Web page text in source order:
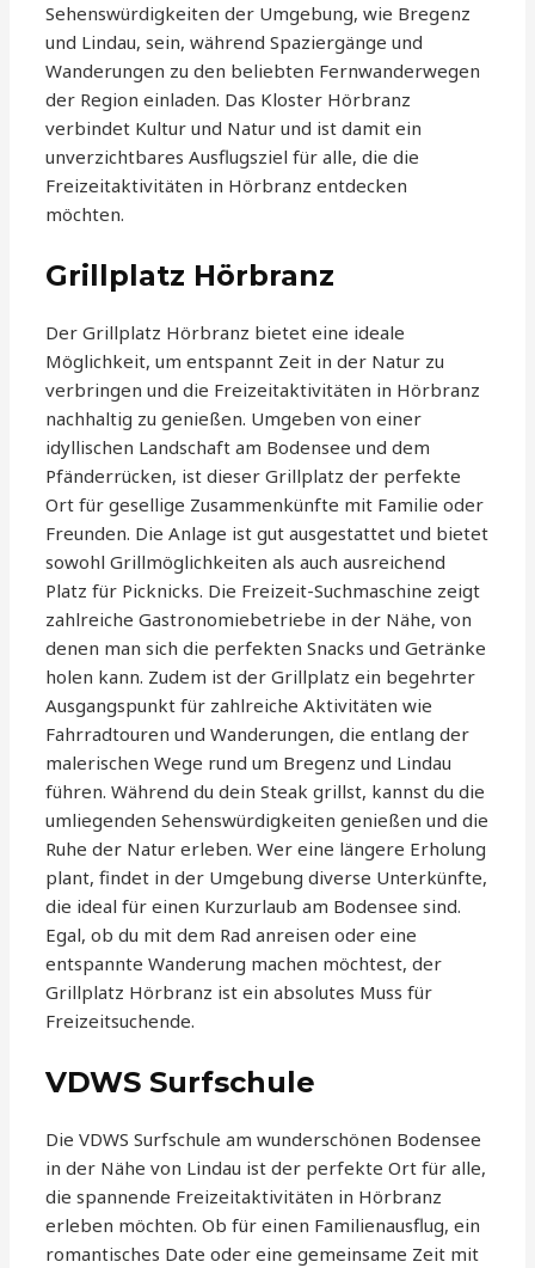
Sehenswürdigkeiten der Umgebung, wie Bregenz
und Lindau, sein, während Spaziergänge und
Wanderungen zu den beliebten Fernwanderwegen
der Region einladen. Das Kloster Hörbranz
verbindet Kultur und Natur und ist damit ein
unverzichtbares Ausflugsziel für alle, die die
Freizeitaktivitäten in Hörbranz entdecken
möchten.
Grillplatz Hörbranz
Der Grillplatz Hörbranz bietet eine ideale
Möglichkeit, um entspannt Zeit in der Natur zu
verbringen und die Freizeitaktivitäten in Hörbranz
nachhaltig zu genießen. Umgeben von einer
idyllischen Landschaft am Bodensee und dem
Pfänderrücken, ist dieser Grillplatz der perfekte
Ort für gesellige Zusammenkünfte mit Familie oder
Freunden. Die Anlage ist gut ausgestattet und bietet
sowohl Grillmöglichkeiten als auch ausreichend
Platz für Picknicks. Die Freizeit-Suchmaschine zeigt
zahlreiche Gastronomiebetriebe in der Nähe, von
denen man sich die perfekten Snacks und Getränke
holen kann. Zudem ist der Grillplatz ein begehrter
Ausgangspunkt für zahlreiche Aktivitäten wie
Fahrradtouren und Wanderungen, die entlang der
malerischen Wege rund um Bregenz und Lindau
führen. Während du dein Steak grillst, kannst du die
umliegenden Sehenswürdigkeiten genießen und die
Ruhe der Natur erleben. Wer eine längere Erholung
plant, findet in der Umgebung diverse Unterkünfte,
die ideal für einen Kurzurlaub am Bodensee sind.
Egal, ob du mit dem Rad anreisen oder eine
entspannte Wanderung machen möchtest, der
Grillplatz Hörbranz ist ein absolutes Muss für
Freizeitsuchende.
VDWS Surfschule
Die VDWS Surfschule am wunderschönen Bodensee
in der Nähe von Lindau ist der perfekte Ort für alle,
die spannende Freizeitaktivitäten in Hörbranz
erleben möchten. Ob für einen Familienausflug, ein
romantisches Date oder eine gemeinsame Zeit mit